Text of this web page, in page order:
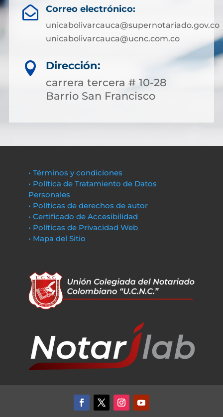
 Correo electrónico:
unicabolivarcauca@supernotariado.gov.co
unicabolivarcauca@ucnc.com.co

Dirección:
carrera tercera # 10-28
Barrio San Francisco
• Términos y condiciones
• Política de Tratamiento de Datos
Personales
• Políticas de derechos de autor
• Certificado de Accesibilidad
• Políticas de Privacidad Web
• Mapa del Sitio